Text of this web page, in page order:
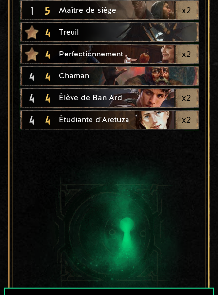
1 5 Maître de siège x2
4 Treuil
4 Perfectionnement x2
4 4 Chaman
4 4 Élève de Ban Ard x2
4 4 Étudiante d'Aretuza x2